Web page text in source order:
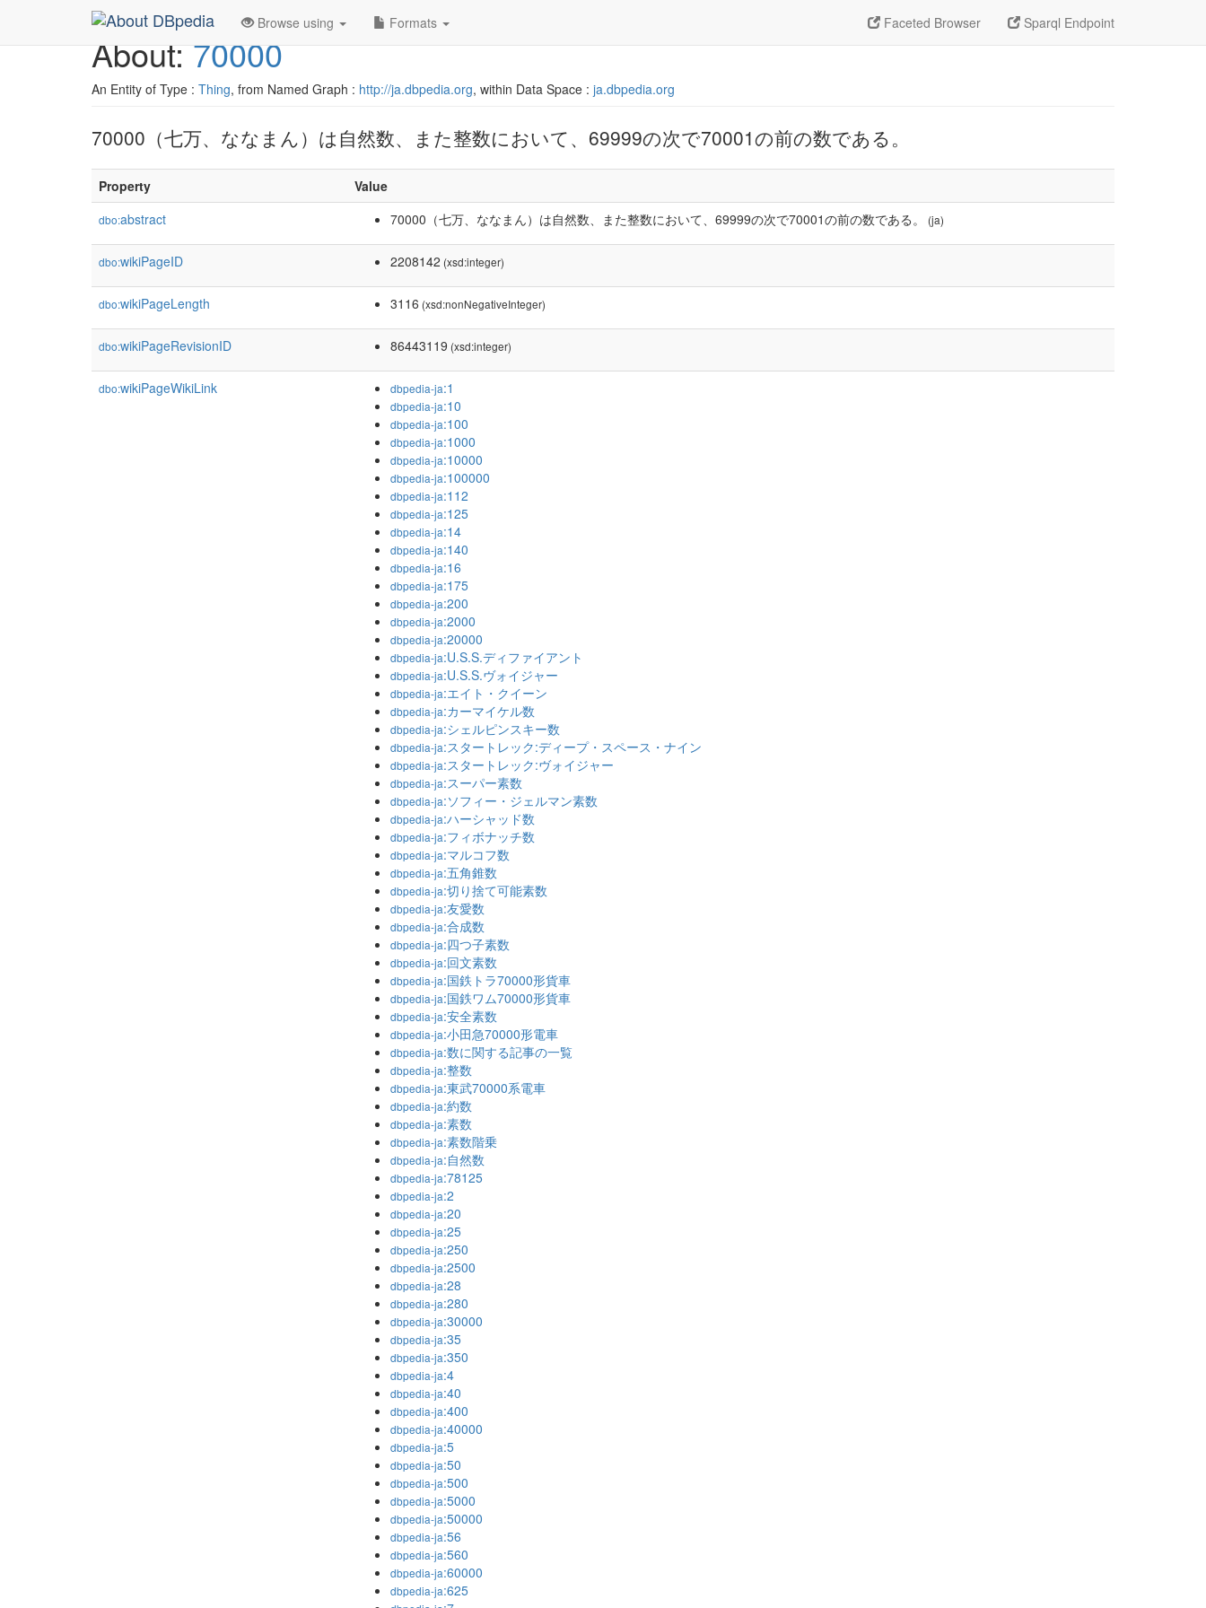
Faceted Browser Sparql Endpoint
Browse using Formats
About:70000
An Entity of Type : Thing, from Named Graph : http://ja.dbpedia.org, within Data Space : ja.dbpedia.org
70000（七万、ななまん）は自然数、また整数において、69999の次で70001の前の数である。
Property Value
dbo:abstract 70000（七万、ななまん）は自然数、また整数において、69999の次で70001の前の数である。 (ja)
dbo:wikiPageID 2208142 (xsd:integer)
dbo:wikiPageLength 3116 (xsd:nonNegativeInteger)
dbo:wikiPageRevisionID 86443119 (xsd:integer)
dbo:wikiPageWikiLink dbpedia-ja:1
dbpedia-ja:10
dbpedia-ja:100
dbpedia-ja:1000
dbpedia-ja:10000
dbpedia-ja:100000
dbpedia-ja:112
dbpedia-ja:125
dbpedia-ja:14
dbpedia-ja:140
dbpedia-ja:16
dbpedia-ja:175
dbpedia-ja:200
dbpedia-ja:2000
dbpedia-ja:20000
dbpedia-ja:U.S.S.ディファイアント
dbpedia-ja:U.S.S.ヴォイジャー
dbpedia-ja:エイト・クイーン
dbpedia-ja:カーマイケル数
dbpedia-ja:シェルピンスキー数
dbpedia-ja:スタートレック:ディープ・スペース・ナイン
dbpedia-ja:スタートレック:ヴォイジャー
dbpedia-ja:スーパー素数
dbpedia-ja:ソフィー・ジェルマン素数
dbpedia-ja:ハーシャッド数
dbpedia-ja:フィボナッチ数
dbpedia-ja:マルコフ数
dbpedia-ja:五角錐数
dbpedia-ja:切り捨て可能素数
dbpedia-ja:友愛数
dbpedia-ja:合成数
dbpedia-ja:四つ子素数
dbpedia-ja:回文素数
dbpedia-ja:国鉄トラ70000形貨車
dbpedia-ja:国鉄ワム70000形貨車
dbpedia-ja:安全素数
dbpedia-ja:小田急70000形電車
dbpedia-ja:数に関する記事の一覧
dbpedia-ja:整数
dbpedia-ja:東武70000系電車
dbpedia-ja:約数
dbpedia-ja:素数
dbpedia-ja:素数階乗
dbpedia-ja:自然数
dbpedia-ja:78125
dbpedia-ja:2
dbpedia-ja:20
dbpedia-ja:25
dbpedia-ja:250
dbpedia-ja:2500
dbpedia-ja:28
dbpedia-ja:280
dbpedia-ja:30000
dbpedia-ja:35
dbpedia-ja:350
dbpedia-ja:4
dbpedia-ja:40
dbpedia-ja:400
dbpedia-ja:40000
dbpedia-ja:5
dbpedia-ja:50
dbpedia-ja:500
dbpedia-ja:5000
dbpedia-ja:50000
dbpedia-ja:56
dbpedia-ja:560
dbpedia-ja:60000
dbpedia-ja:625